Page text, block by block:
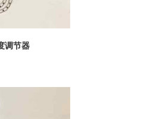
调节器